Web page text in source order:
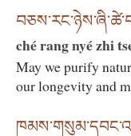
ché rang nyé zhi
May we purify
our longevity and